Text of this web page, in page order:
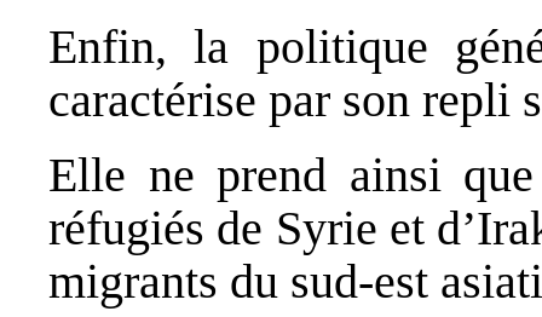
Enfin, la politique
caractérise par son repli
Elle ne prend ainsi
réfugiés de Syrie et
migrants du sud-est